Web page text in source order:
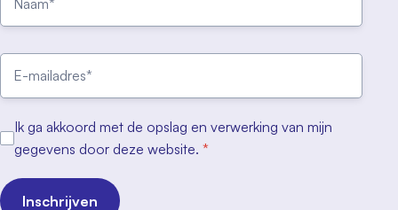
Ik ga akkoord met de opslag en verwerking van mijn
gegevens door deze website. *
Inschrijven